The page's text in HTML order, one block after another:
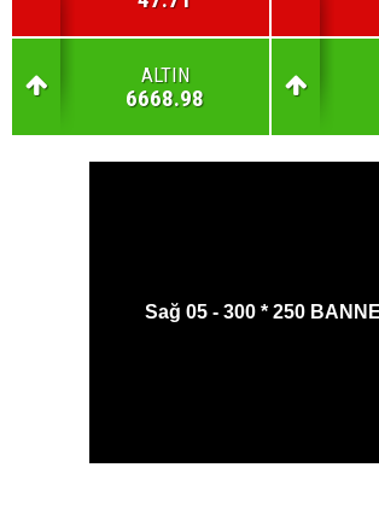
ALTIN
6668.98
Sağ 05 - 300 * 250